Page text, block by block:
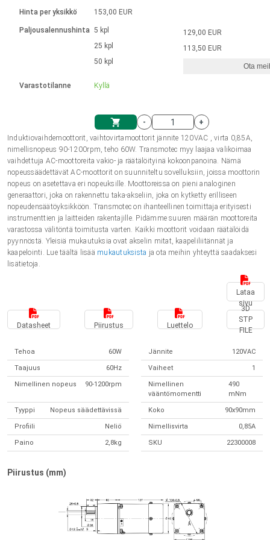
Yksikköjärjestelmä
Ostoskärry
Solenoidit
integroitu ohjain
Ø 28-42| 1-1400 rpm | <= 290 Ncm
Harjattomat tasavirtamoottorien
Harjatut DC-moottorin ajurit
DPWM-sarja
Askelmoottorien ajurit
Synchronous-Asynchronous | 1-4 toimilaitteelle
Synchronous-Asynchronous | 1-4 toimilaitteelle
Français (EUR)
Polski (EUR)
Norsk (NOK)
Suomi (EUR)
Svenska (SEK)
Hinta per yksikkö
Paljousalennushinta
Varastotilanne
153,00 EUR
5 kpl
25 kpl
50 kpl
Kyllä
129,00 EUR
113,50 EUR
Ota
-
+
Induktiovaihdemoottorit, vaihtovirtamoottorit jännite 120VAC , virta 0,85A,
nimellisnopeus 90-1200rpm, teho 60W. Transmotec myy laajaa valikoimaa
vaihdettuja AC-moottoreita vakio- ja räätälöityinä kokoonpanoina. Nämä
nopeussäädettävät AC-moottorit on suunniteltu sovelluksiin, joissa moottorin
nopeus on asetettava eri nopeuksille. Moottoreissa on pieni analoginen
generaattori, joka on rakennettu taka-akseliin, joka on kytketty erilliseen
nopeudensäätöyksikköön. Transmotec on ihanteellinen toimittaja erityisesti
instrumenttien ja laitteiden rakentajille. Pidämme suuren määrän moottoreita
varastossa välitöntä toimitusta varten. Kaikki moottorit voidaan räätälöidä
pyynnöstä. Yleisiä mukautuksia ovat akselin mitat, kaapeliliitännät ja
kaapelointi. Lue täältä lisää mukautuksista ja ota meihin yhteyttä saadaksesi
lisätietoja.
Lataa
sivu
Datasheet Piirustus Luettelo
3D
STP
FILE
Tehoa 60W Jännite 120VAC
Taajuus 60Hz Vaiheet 1
Nimellinen nopeus 90-1200rpm
Nimellinen
vääntömomentti
490
mNm
Tyyppi Nopeus säädettävissä Koko 90x90mm
Profiili Neliö Nimellisvirta 0,85A
Paino 2,8kg SKU 22300008
Piirustus (mm)